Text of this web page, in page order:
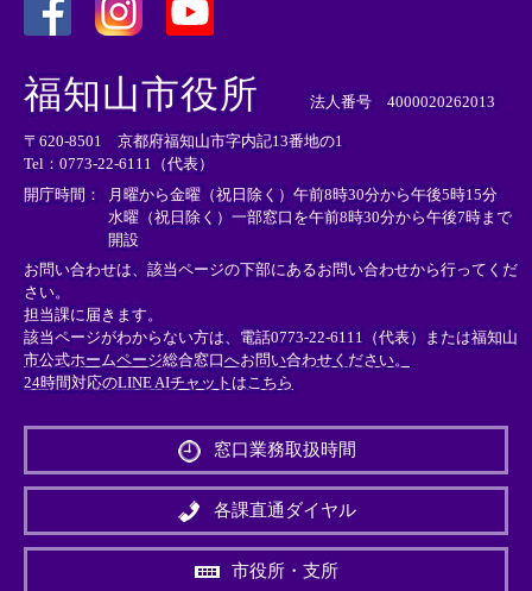
外
部
リ
ン
ク
＞
外
リ
ン
ク
＞
外
部
ン
ク
＞
福知山市役所 法人番号 4000020262013
〒620-8501 京都府福知山市字内記13番地の1
Tel：0773-22-6111（代表）
開庁時間： 月曜から金曜（祝日除く）午前8時30分から午後5時15分
水曜（祝日除く）一部窓口を午前8時30分から午後7時まで
開設
お問い合わせは、該当ページの下部にあるお問い合わせから行ってくだ
さい。
担当課に届きます。
該当ページがわからない方は、電話0773-22-6111（代表）または福知山
市公式ホームページ総合窓口へお問い合わせください。
24時間対応のLINE AIチャットはこちら
外
リ
ン
＞
窓口業務取扱時間
各課直通ダイヤル
市役所・支所